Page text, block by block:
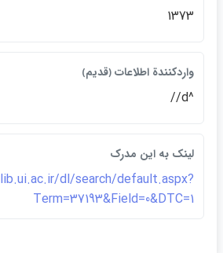
1373
واردكنندة اطلاعات ﴿قديم﴾
^d//
لينک به اين مدرک
dl/search/default.aspx?
Term=37193&Field=0&DTC=1